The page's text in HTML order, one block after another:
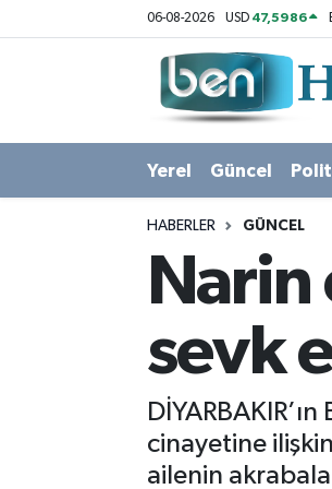
06-08-2026 USD 47,5986
Yerel Güncel
HABERLER GÜNCEL
sevk
cinayetine
ailenin
Politika
Kültür Sanat
Hava Durumu
Süper Lig Puan Durumu ve
Son Dakika Haberleri
Haber Arşivi